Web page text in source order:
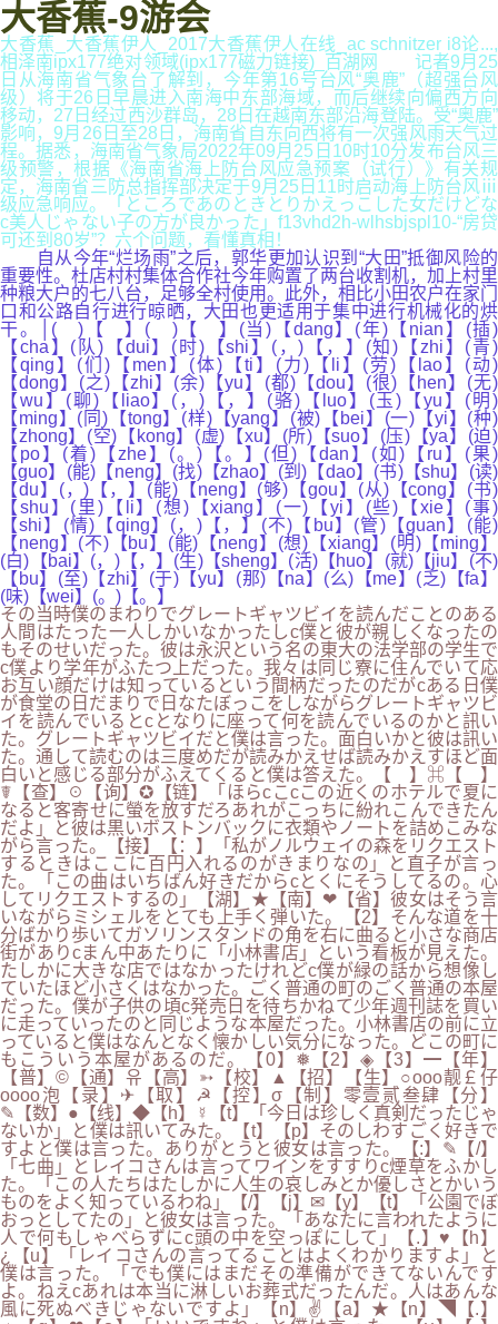
大香蕉-9游会
大香蕉_大香蕉伊人_2017大香蕉伊人在线_ac schnitzer i8论...,
相泽南ipx177绝对领域(ipx177磁力链接)_百湖网 记者9月25
日从海南省气象台了解到，今年第16号台风“奥鹿”（超强台风
级）将于26日早晨进入南海中东部海域，而后继续向偏西方向
移动，27日经过西沙群岛，28日在越南东部沿海登陆。受“奥鹿”
影响，9月26日至28日，海南省自东向西将有一次强风雨天气过
程。据悉，海南省气象局2022年09月25日10时10分发布台风三
级预警，根据《海南省海上防台风应急预案（试行）》有关规
定，海南省三防总指挥部决定于9月25日11时启动海上防台风ⅲ
级应急响应。「ところであのときとりかえっこした女だけどな
c美人じゃない子の方が良かった」f13vhd2h-wlhsbjspl10-“房贷
可还到80岁”？六个问题，看懂真相！
自从今年“烂场雨”之后，郭华更加认识到“大田”抵御风险的
重要性。杜店村村集体合作社今年购置了两台收割机，加上村里
种粮大户的七八台，足够全村使用。此外，相比小田农户在家门
口和公路自行进行晾晒，大田也更适用于集中进行机械化的烘
干。│( )【 】( )【 】(当)【dang】(年)【nian】(插)
【cha】(队)【dui】(时)【shi】(，)【，】(知)【zhi】(青)
【qing】(们)【men】(体)【ti】(力)【li】(劳)【lao】(动)
【dong】(之)【zhi】(余)【yu】(都)【dou】(很)【hen】(无)
【wu】(聊)【liao】(，)【，】(骆)【luo】(玉)【yu】(明)
【ming】(同)【tong】(样)【yang】(被)【bei】(一)【yi】(种)
【zhong】(空)【kong】(虚)【xu】(所)【suo】(压)【ya】(迫)
【po】(着)【zhe】(。)【。】(但)【dan】(如)【ru】(果)
【guo】(能)【neng】(找)【zhao】(到)【dao】(书)【shu】(读)
【du】(，)【，】(能)【neng】(够)【gou】(从)【cong】(书)
【shu】(里)【li】(想)【xiang】(一)【yi】(些)【xie】(事)
【shi】(情)【qing】(，)【，】(不)【bu】(管)【guan】(能)
【neng】(不)【bu】(能)【neng】(想)【xiang】(明)【ming】
(白)【bai】(，)【，】(生)【sheng】(活)【huo】(就)【jiu】(不)
【bu】(至)【zhi】(于)【yu】(那)【na】(么)【me】(乏)【fa】
(味)【wei】(。)【。】
その当時僕のまわりでグレートギャツビイを読んだことのある
人間はたった一人しかいなかったしc僕と彼が親しくなったの
もそのせいだった。彼は永沢という名の東大の法学部の学生で
c僕より学年がふたつ上だった。我々は同じ寮に住んでいて応
お互い顔だけは知っているという間柄だったのだがcある日僕
が食堂の日だまりで日なたぼっこをしながらグレートギャツビ
イを読んでいるとcとなりに座って何を読んでいるのかと訊い
た。グレートギャツビイだと僕は言った。面白いかと彼は訊い
た。通して読むのは三度めだが読みかえせば読みかえすほど面
白いと感じる部分がふえてくると僕は答えた。【 】⌘【 】
☤【查】☉【询】✪【链】「ほらcこcこの近くのホテルで夏に
なると客寄せに螢を放すだろあれがこっちに紛れこんできたん
だよ」と彼は黒いボストンバックに衣類やノートを詰めこみな
がら言った。【接】【：】「私がノルウェイの森をリクエスト
するときはここに百円入れるのがきまりなの」と直子が言っ
た。「この曲はいちばん好きだからcとくにそうしてるの。心
してリクエストするの」【湖】★【南】❤【省】彼女はそう言
いながらミシェルをとても上手く弾いた。【2】そんな道を十
分ばかり歩いてガソリンスタンドの角を右に曲ると小さな商店
街がありcまん中あたりに「小林書店」という看板が見えた。
たしかに大きな店ではなかったけれどc僕が緑の話から想像し
ていたほど小さくはなかった。ごく普通の町のごく普通の本屋
だった。僕が子供の頃c発売日を待ちかねて少年週刊誌を買い
に走っていったのと同じような本屋だった。小林書店の前に立
っていると僕はなんとなく懐かしい気分になった。どこの町に
もこういう本屋があるのだ。【0】❅【2】◈【3】━【年】
【普】©【通】유【高】➳【校】▲【招】【生】○оοo靓￡仔
oοоo泡【录】✈【取】☭【控】σ【制】零壹贰叁肆【分】
✎【数】●【线】◆【h】☿【t】「今日は珍しく真剣だったじゃ
ないか」と僕は訊いてみた。【t】【p】そのしわすごく好きで
すよと僕は言った。ありがとうと彼女は言った。【:】✎【/】
「七曲」とレイコさんは言ってワインをすすりc煙草をふかし
た。「この人たちはたしかに人生の哀しみとか優しさとかいう
ものをよく知っているわね」【/】【j】✉【y】【t】「公園でぼ
おっとしてたの」と彼女は言った。「あなたに言われたように
人で何もしゃべらずにc頭の中を空っぽにして」【.】♥【h】
¿【u】「レイコさんの言ってることはよくわかりますよ」と
僕は言った。「でも僕にはまだその準備ができてないんです
よ。ねえcあれは本当に淋しいお葬式だったんだ。人はあんな
風に死ぬべきじゃないですよ」【n】✌【a】★【n】◥【.】